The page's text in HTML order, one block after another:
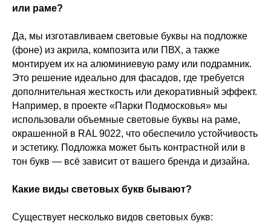
или раме?
Да, мы изготавливаем световые буквы на подложке
(фоне) из акрила, композита или ПВХ, а также
монтируем их на алюминиевую раму или подрамник.
Это решение идеально для фасадов, где требуется
дополнительная жесткость или декоративный эффект.
Например, в проекте «Парки Подмосковья» мы
использовали объемные световые буквы на раме,
окрашенной в RAL 9022, что обеспечило устойчивость
и эстетику. Подложка может быть контрастной или в
тон букв — всё зависит от вашего бренда и дизайна.
Какие виды световых букв бывают?
Существует несколько видов световых букв: